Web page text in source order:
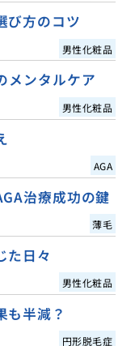
び方のコツ
男性化粧品
メンタルケア
男性化粧品
AGA
治療成功の鍵
薄毛
た日々
男性化粧品
も半減？
円形脱毛症